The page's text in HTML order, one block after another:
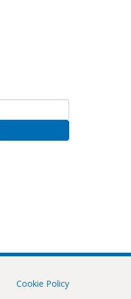
Cookie Policy